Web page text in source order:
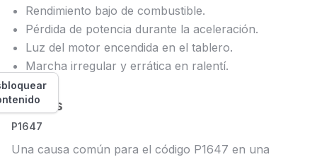
Rendimiento bajo de combustible.
Pérdida de potencia durante la aceleración.
Luz del motor encendida en el tablero.
Marcha irregular y errática en ralentí.
Causas
P1647
Una causa común para el código P1647 en una